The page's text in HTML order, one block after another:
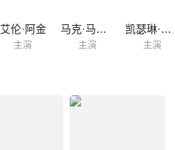
艾伦·阿金
主演
马克·马戈利斯
主演
凯瑟琳·加蒂
主演